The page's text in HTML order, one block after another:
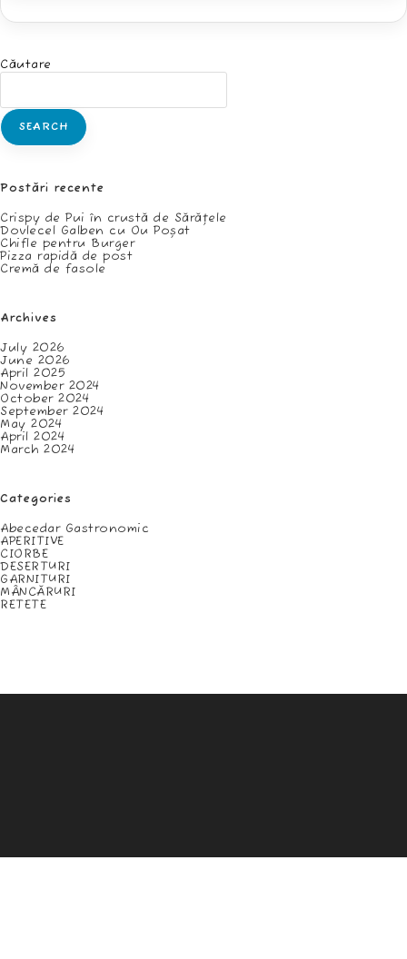
Căutare
SEARCH
Postări recente
Crispy de Pui în crustă de Sărățele
Dovlecel Galben cu Ou Poșat
Chifle pentru Burger
Pizza rapidă de post
Cremă de fasole
Archives
July 2026
June 2026
April 2025
November 2024
October 2024
September 2024
May 2024
April 2024
March 2024
Categories
Abecedar Gastronomic
APERITIVE
CIORBE
DESERTURI
GARNITURI
MÂNCĂRURI
RETETE